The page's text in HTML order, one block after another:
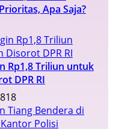
Apa Saja?
Rp1,8 Triliun untuk
DPR RI
818